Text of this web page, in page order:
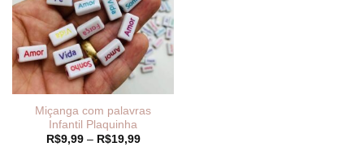
Miçanga com palavras
Infantil Plaquinha
R$9,99 – R$19,99Faixa